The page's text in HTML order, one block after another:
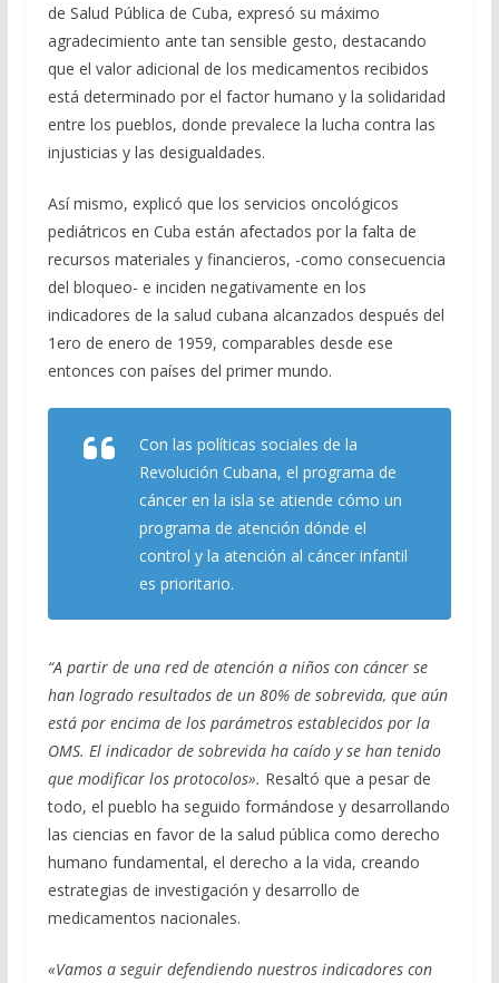
de Salud Pública de Cuba, expresó su máximo
agradecimiento ante tan sensible gesto, destacando
que el valor adicional de los medicamentos recibidos
está determinado por el factor humano y la solidaridad
entre los pueblos, donde prevalece la lucha contra las
injusticias y las desigualdades.
Así mismo, explicó que los servicios oncológicos
pediátricos en Cuba están afectados por la falta de
recursos materiales y financieros, -como consecuencia
del bloqueo- e inciden negativamente en los
indicadores de la salud cubana alcanzados después del
1ero de enero de 1959, comparables desde ese
entonces con países del primer mundo.
Con las políticas sociales de la
Revolución Cubana, el programa de
cáncer en la isla se atiende cómo un
programa de atención dónde el
control y la atención al cáncer infantil
es prioritario.
“A partir de una red de atención a niños con cáncer se
han logrado resultados de un 80% de sobrevida, que aún
está por encima de los parámetros establecidos por la
OMS. El indicador de sobrevida ha caído y se han tenido
que modificar los protocolos». Resaltó que a pesar de
todo, el pueblo ha seguido formándose y desarrollando
las ciencias en favor de la salud pública como derecho
humano fundamental, el derecho a la vida, creando
estrategias de investigación y desarrollo de
medicamentos nacionales.
«Vamos a seguir defendiendo nuestros indicadores con